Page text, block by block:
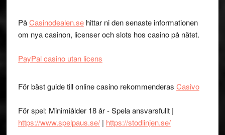
PåCasinodealen.sehittar ni den senaste informationen
om nya casinon, licenser och slots hos casino på nätet.
PayPal casino utan licens
För bäst guide till online casino rekommenderas Casivo
För spel: Minimiålder 18 år - Spela ansvarsfullt |
https://www.spelpaus.se/| https://stodlinjen.se/